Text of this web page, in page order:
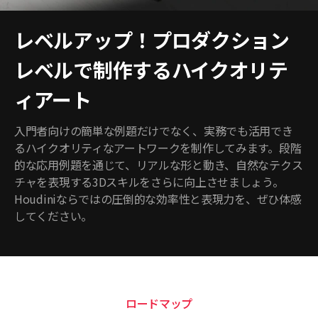
レベルアップ！プロダクション
レベルで制作するハイクオリテ
ィアート
入門者向けの簡単な例題だけでなく、実務でも活用でき
るハイクオリティなアートワークを制作してみます。段階
的な応用例題を通じて、リアルな形と動き、自然なテクス
チャを表現する3Dスキルをさらに向上させましょう。
Houdiniならではの圧倒的な効率性と表現力を、ぜひ体感
してください。
ロードマップ